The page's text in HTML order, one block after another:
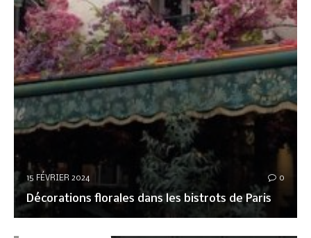
15 FÉVRIER 2024 0
Décorations florales dans les bistrots de Paris